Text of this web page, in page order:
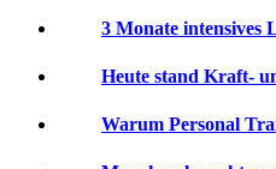
3 Monate intensives
Heute stand Kraft-
Warum Personal